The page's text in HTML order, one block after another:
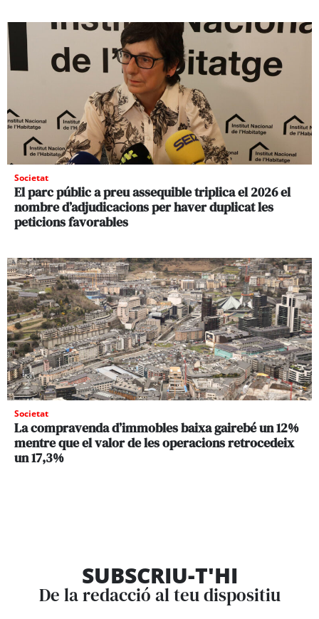
Societat
El parc públic a preu assequible triplica el 2026 el
nombre d’adjudicacions per haver duplicat les
peticions favorables
Societat
La compravenda d’immobles baixa gairebé un 12%
mentre que el valor de les operacions retrocedeix
un 17,3%
SUBSCRIU-T'HI
De la redacció al teu dispositiu